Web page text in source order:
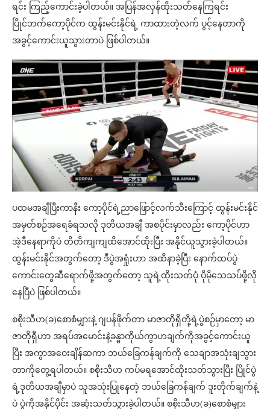
ရင်း ကြည့်ကောင်းခဲ့ပါတယ်။ အပြန်အလှန်ထိုးသတ်နေကြရင်း
ပြိုင်ဘက်ကော့ပိုင်က ထွန်းမင်းနိုင်ရဲ့ ကာထားတဲ့လက် ပွင့်နေတာကို
အခွင့်ကောင်းယူသွားတာပဲ ဖြစ်ပါတယ်။
ပထမအချီပြီးကာနီး ကော့ပိုင်ရဲ့ညာဖြောင့်လက်သီးကြောင့် ထွန်းမင်းနိုင်
အမှတ်စဉ်အရေခံရသလို ဒုတိယအချီ အစပိုင်းမှာလည်း ကော့ပိုင်ဟာ
အဲ့ဒီနေရာကိုပဲ တိတိကျကျထိအောင်ထိုးပြီး အနိုင်ယူသွားခဲ့ပါတယ်။
ထွန်းမင်းနိုင်အတွက်တော့ ဒီပွဲအရှုံးဟာ အထိနာခဲ့ပြီး နောက်ထပ်ပွဲ
ကောင်းတွေဆီရောက်ဖို့အတွက်တော့ သူရဲ့ထိုးသတ်ပုံ ပိုမိုသေသပ်ဖို့လို
နေပြီပဲ ဖြစ်ပါတယ်။
စစိုးသီဟ(ခ)စောစံမျှားနဲ့ ဂျပန်ဖိုက်တာ မာဇာတိုရှိတို့ရဲ့ပွဲစဉ်မှာတော့ မာ
ဇာတိုရှီဟာ အရပ်အမောင်းနဲ့ခန္ဓာကိုယ်ကွာဟချက်ကိုအခွင့်ကောင်းယူ
ပြီး အကွာအဝေးချိန်ဆကာ ဘယ်ခြေကန်ချက်ကို သေချာအသုံးချသွား
တာကိုတွေ့ရပါတယ်။ စစိုးသီဟ ကပ်မရအောင်ထိုးသတ်သွားပြီး ပြိုင်ပွဲ
ရဲ့ဒုတိယအချီမှာပဲ သူအသုံးပြုနေတဲ့ ဘယ်ခြေကန်ချက် ဒူးတိုက်ချက်နဲ့
ပဲ ပွဲကိုအနိုင်ပိုင်း အဆုံးသတ်သွားခဲ့ပါတယ်။ စစိုးသီဟ(ခ)စောစံမျှား